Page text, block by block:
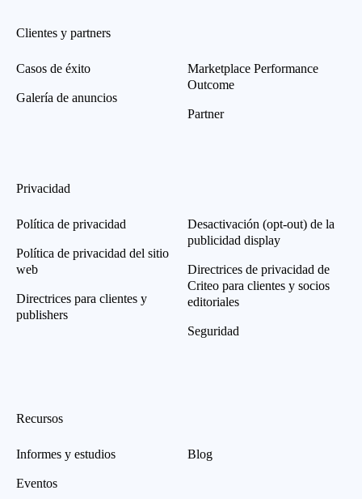
Clientes y partners
Casos de éxito
Galería de anuncios
Marketplace Performance
Outcome
Partner
Privacidad
Política de privacidad
Política de privacidad del sitio
web
Directrices para clientes y
publishers
Desactivación (opt-out) de la
publicidad display
Directrices de privacidad de
Criteo para clientes y socios
editoriales
Seguridad
Recursos
Informes y estudios
Eventos
Blog